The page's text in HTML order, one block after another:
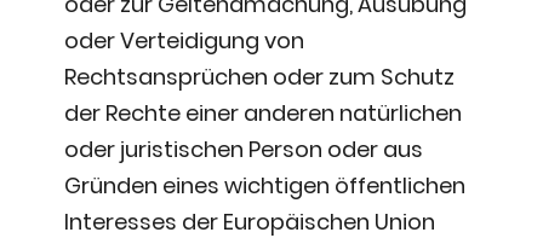
oder Verteidigung von
Rechtsansprüchen oder zum Schutz
der Rechte einer anderen natürlichen
oder juristischen Person oder aus
Gründen eines wichtigen öffentlichen
Interesses der Europäischen Union